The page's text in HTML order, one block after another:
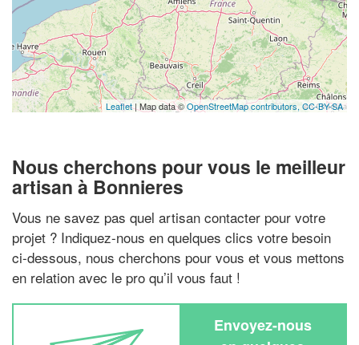
Leaflet| Map data ©OpenStreetMap contributors, CC-BY-SA
Nous cherchons pour vous le meilleur
artisan à Bonnieres
Vous ne savez pas quel artisan contacter pour votre
projet ? Indiquez-nous en quelques clics votre besoin
ci-dessous, nous cherchons pour vous et vous mettons
en relation avec le pro qu’il vous faut !
Envoyez-nous